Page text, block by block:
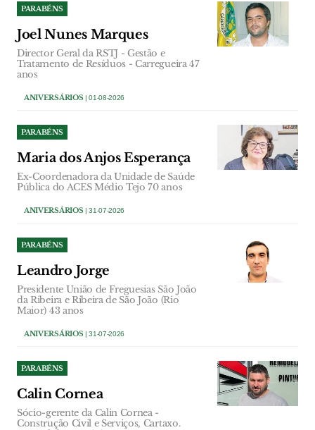
PARABÉNS
Joel Nunes Marques
Director Geral da RSTJ - Gestão e
Tratamento de Resíduos - Carregueira 47
anos
ANIVERSÁRIOS| 01-08-2026
PARABÉNS
Maria dos Anjos Esperança
Ex-Coordenadora da Unidade de Saúde
Pública do ACES Médio Tejo 70 anos
ANIVERSÁRIOS| 31-07-2026
PARABÉNS
Leandro Jorge
Presidente União de Freguesias São João
da Ribeira e Ribeira de São João (Rio
Maior) 43 anos
ANIVERSÁRIOS| 31-07-2026
PARABÉNS
Calin Cornea
Sócio-gerente da Calin Cornea -
Construção Civil e Serviços, Cartaxo.